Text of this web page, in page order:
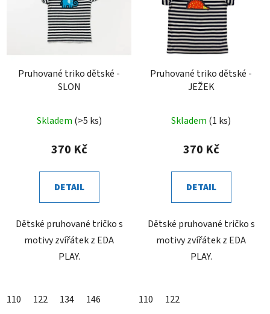
Pruhované triko dětské -
SLON
Skladem (>5 ks)
370 Kč
DETAIL
Dětské pruhované tričko s
motivy zvířátek z EDA
PLAY.
110 122 134 146
Pruhované triko dětské -
JEŽEK
Skladem (1 ks)
370 Kč
DETAIL
Dětské pruhované tričko s
motivy zvířátek z EDA
PLAY.
110 122